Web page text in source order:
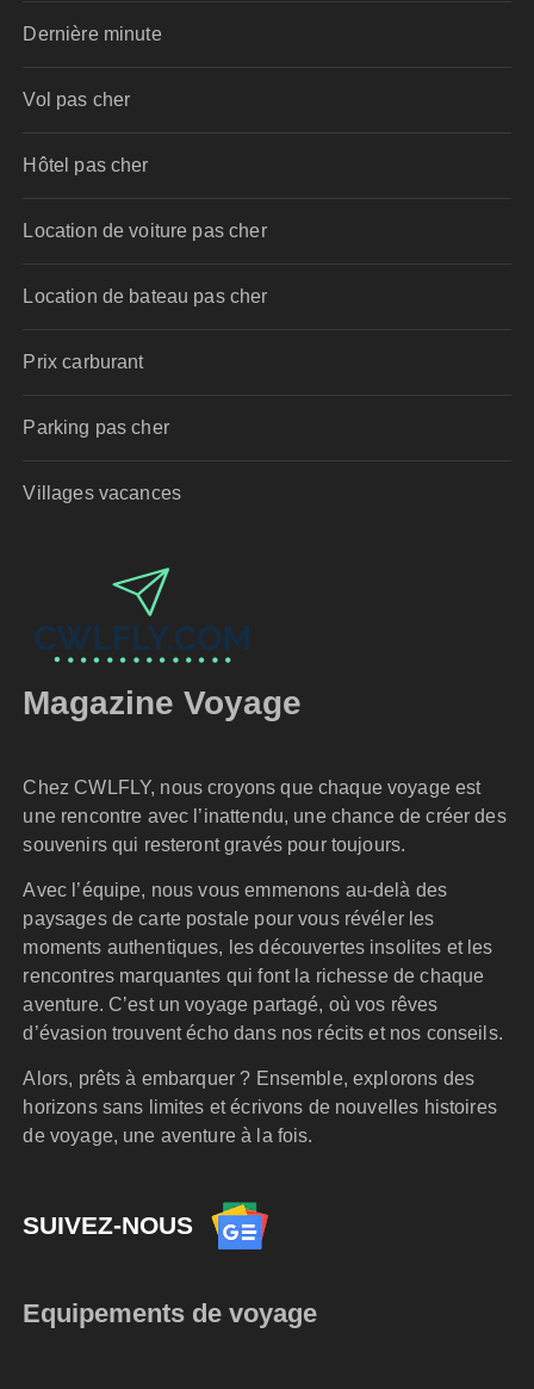
Dernière minute
Vol pas cher
Hôtel pas cher
Location de voiture pas cher
Location de bateau pas cher
Prix carburant
Parking pas cher
Villages vacances
Magazine Voyage
Chez CWLFLY, nous croyons que chaque voyage est
une rencontre avec l’inattendu, une chance de créer des
souvenirs qui resteront gravés pour toujours.
Avec l’équipe, nous vous emmenons au-delà des
paysages de carte postale pour vous révéler les
moments authentiques, les découvertes insolites et les
rencontres marquantes qui font la richesse de chaque
aventure. C’est un voyage partagé, où vos rêves
d’évasion trouvent écho dans nos récits et nos conseils.
Alors, prêts à embarquer ? Ensemble, explorons des
horizons sans limites et écrivons de nouvelles histoires
de voyage, une aventure à la fois.
SUIVEZ-NOUS
Equipements de voyage